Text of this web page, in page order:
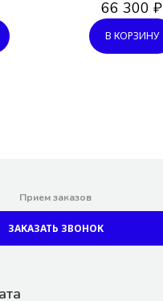
66 300 ₽
В КОРЗИНУ
Прием заказов
ЗАКАЗАТЬ ЗВОНОК